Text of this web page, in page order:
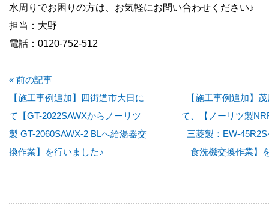
水周りでお困りの方は、お気軽にお問い合わせください♪
担当：大野
電話：0120-752-512
« 前の記事
【施工事例追加】四街道市大日に
て【GT-2022SAWXからノーリツ
製 GT-2060SAWX-2 BLへ給湯器交
換作業】を行いました♪
【施工事例追加】
て、【ノーリツ製
三菱製：EW-
食洗機交換作業】